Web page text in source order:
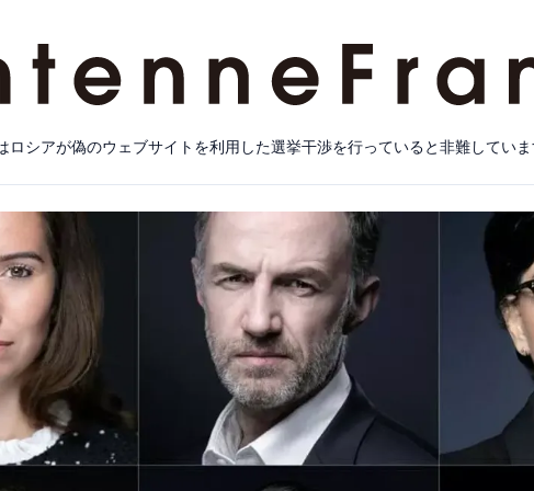
ロシアが偽のウェブサイトを利用した選挙干渉を行っていると非難してい